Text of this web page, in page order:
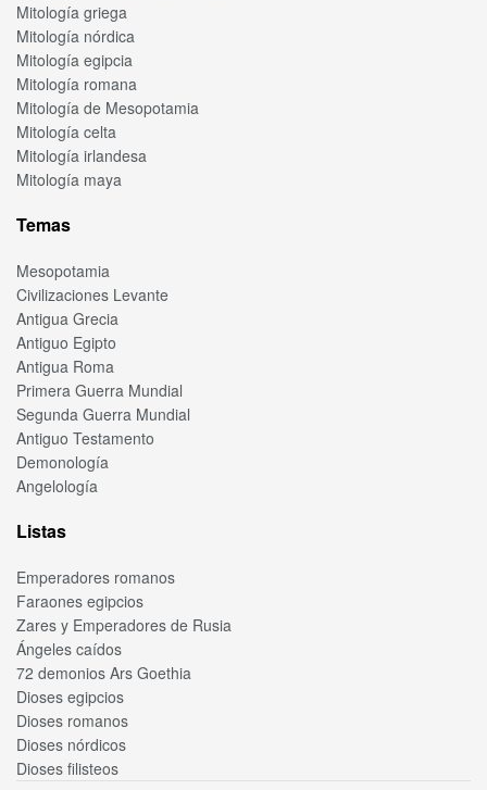
Mitología griega
Mitología nórdica
Mitología egipcia
Mitología romana
Mitología de Mesopotamia
Mitología celta
Mitología irlandesa
Mitología maya
Temas
Mesopotamia
Civilizaciones Levante
Antigua Grecia
Antiguo Egipto
Antigua Roma
Primera Guerra Mundial
Segunda Guerra Mundial
Antiguo Testamento
Demonología
Angelología
Listas
Emperadores romanos
Faraones egipcios
Zares y Emperadores de Rusia
Ángeles caídos
72 demonios Ars Goethia
Dioses egipcios
Dioses romanos
Dioses nórdicos
Dioses filisteos